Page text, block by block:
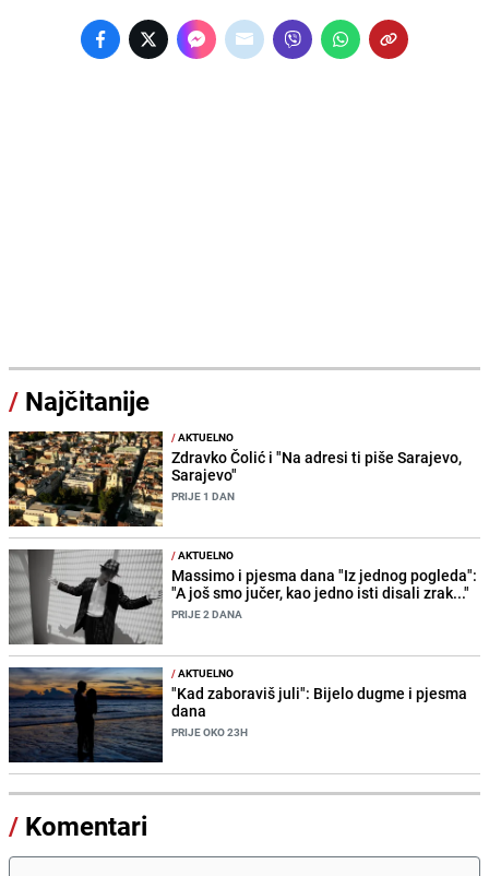
/ Najčitanije
/AKTUELNO
Zdravko Čolić i "Na adresi ti piše Sarajevo,
Sarajevo"
PRIJE 1 DAN
/AKTUELNO
Massimo i pjesma dana "Iz jednog pogleda":
"A još smo jučer, kao jedno isti disali zrak..."
PRIJE 2 DANA
/AKTUELNO
"Kad zaboraviš juli": Bijelo dugme i pjesma
dana
PRIJE OKO 23H
/ Komentari